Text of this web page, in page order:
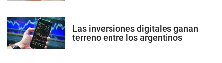
Las inversiones digitales ganan
terreno entre los argentinos